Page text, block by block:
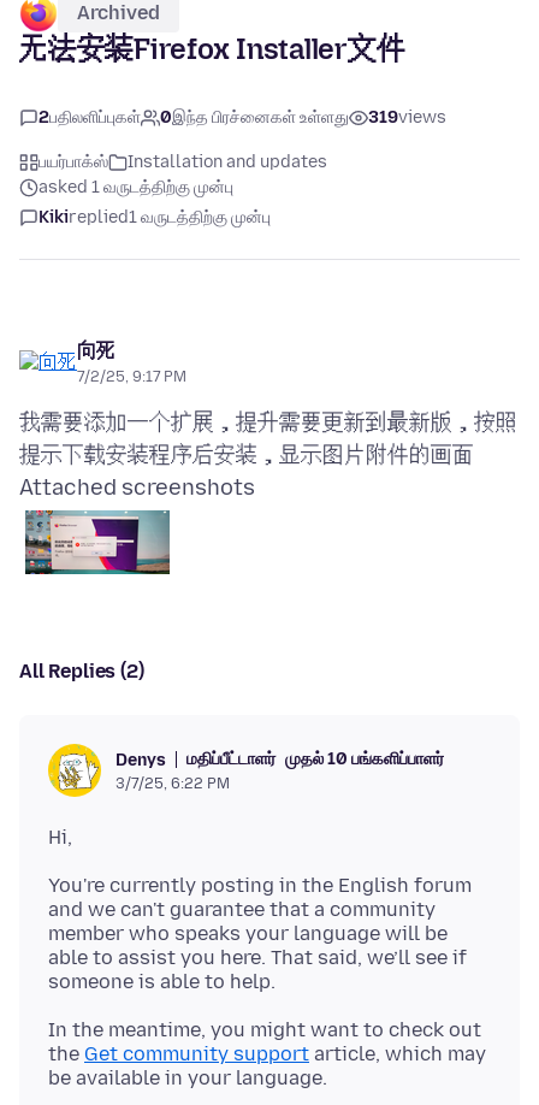
Archived
无法安装Firefox Installer文件
2பதிலளிப்புகள் 0இந்த பிரச்னைகள் உள்ளது 319views
பயர்பாக்ஸ்
Installation and updates
asked 1 வருடத்திற்கு முன்பு
Kikireplied1 வருடத்திற்கு முன்பு
向死
7/2/25, 9:17 PM
我需要添加一个扩展，提升需要更新到最新版，按照
Attached screenshots
All Replies (2)
Denys மதிப்பீட்டாளர் முதல் 10 பங்களிப்பாளர்
3/7/25, 6:22 PM
You're currently posting in the English forum
and we can't guarantee that a community
member who speaks your language will be
able to assist you here. That said, we’ll see if
In the meantime, you might want to check out
the Get community support article, which may